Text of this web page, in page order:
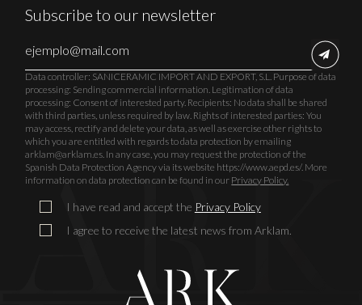
Subscribe to our newsletter
Data controller: SANICERAMIC IMPORT AND EXPORT, S.L. Purpose of data
processing: Sending commercial information. Legitimation of data
processing: Consent of interested party. Recipients: No data shall be shared
with third parties, unless required by law. Rights of interested parties: You
may access, rectify and delete your data, as well as exercise other rights to
which you are entitled with regards to data protection by emailing
arklam@arklam.es. In any case, you may request the protection of the
Spanish Data Protection Agency via its website https://www.aepd.es/. More
information on data protection can be found in our Privacy Policy.
I have read and accept the Privacy Policy
I agree to receive the latest news from Arklam.